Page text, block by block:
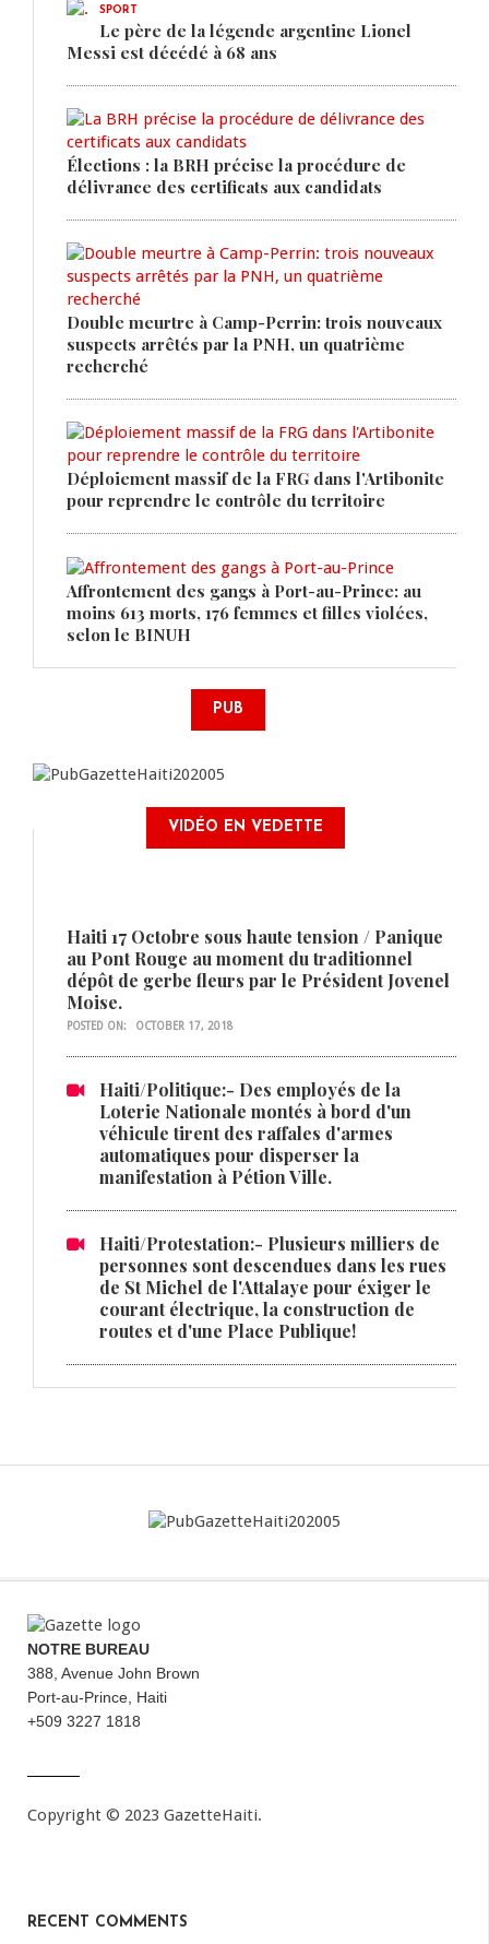
SPORT
Le père de la légende argentine Lionel
Messi est décédé à 68 ans
Élections : la BRH précise la procédure de
délivrance des certificats aux candidats
Double meurtre à Camp-Perrin: trois nouveaux
suspects arrêtés par la PNH, un quatrième
recherché
Déploiement massif de la FRG dans l'Artibonite
pour reprendre le contrôle du territoire
Affrontement des gangs à Port-au-Prince: au
moins 613 morts, 176 femmes et filles violées,
selon le BINUH
PUB
VIDÉO EN VEDETTE
Haiti 17 Octobre sous haute tension / Panique
au Pont Rouge au moment du traditionnel
dépôt de gerbe fleurs par le Président Jovenel
Moise.
POSTED ON: OCTOBER 17, 2018
Haiti/Politique:- Des employés de la
Loterie Nationale montés à bord d'un
véhicule tirent des raffales d'armes
automatiques pour disperser la
manifestation à Pétion Ville.
Haiti/Protestation:- Plusieurs milliers de
personnes sont descendues dans les rues
de St Michel de l'Attalaye pour éxiger le
courant électrique, la construction de
routes et d'une Place Publique!
NOTRE BUREAU
388, Avenue John Brown
Port-au-Prince, Haiti
+509 3227 1818
Copyright © 2023 GazetteHaiti.
RECENT COMMENTS